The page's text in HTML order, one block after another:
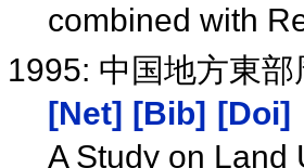
combined with
1995: 中国地方東
[Net] [Bib] [Doi]
A Study on Land